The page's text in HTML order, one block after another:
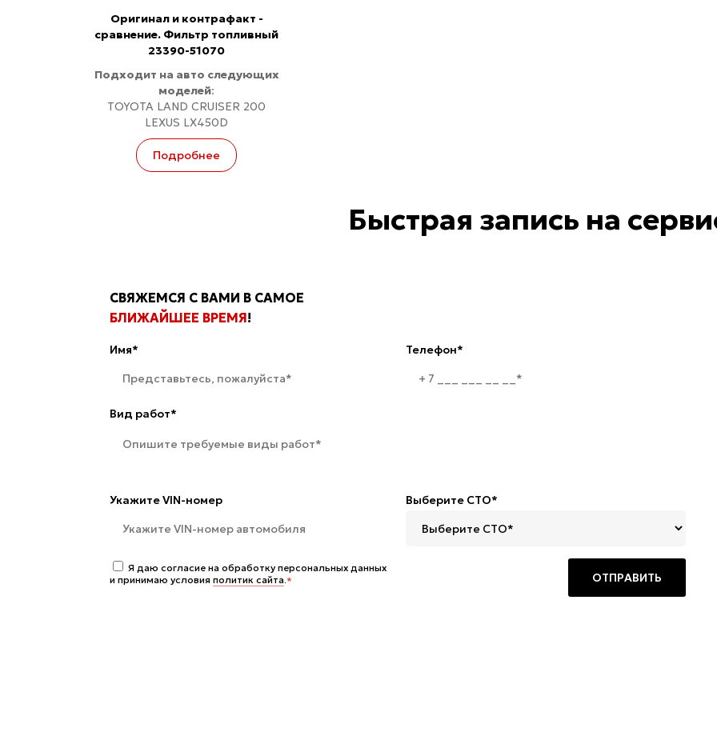
Оригинал и контрафакт -
сравнение. Фильтр топливный
23390-51070
Подходит на авто следующих
моделей:
TOYOTA LAND CRUISER 200
LEXUS LX450D
Подробнее
Быстрая запись на
СВЯЖЕМСЯ С ВАМИ В САМОЕ
БЛИЖАЙШЕЕ ВРЕМЯ!
Имя* Телефон*
Вид работ*
Укажите VIN-номер Выберите СТО*
Я даю согласие на обработку персональных данных
и принимаю условия политик сайта.*